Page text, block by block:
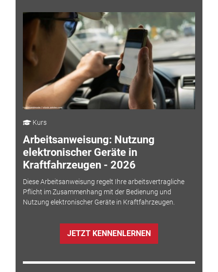
Kurs
Arbeitsanweisung: Nutzung
elektronischer Geräte in
Kraftfahrzeugen - 2026
Diese Arbeitsanweisung regelt Ihre arbeitsvertragliche
Pflicht im Zusammenhang mit der Bedienung und
Nutzung elektronischer Geräte in Kraftfahrzeugen.
JETZT KENNENLERNEN